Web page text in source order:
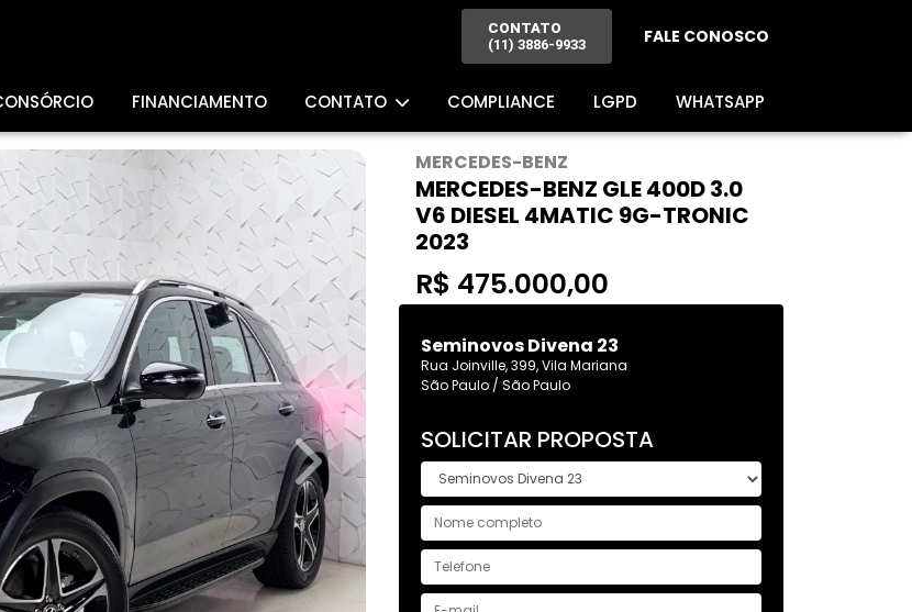
CONTATO
(11) 3886-9933
FALE CONOSCO
FINANCIAMENTO CONTATO COMPLIANCE LGPD WHATSAPP
MERCEDES-BENZ
MERCEDES-BENZ GLE 400D 3.0
V6 DIESEL 4MATIC 9G-TRONIC
2023
R$ 475.000,00
Seminovos Divena 23
Rua Joinville, 399, Vila Mariana
São Paulo / São Paulo
SOLICITAR PROPOSTA
Next